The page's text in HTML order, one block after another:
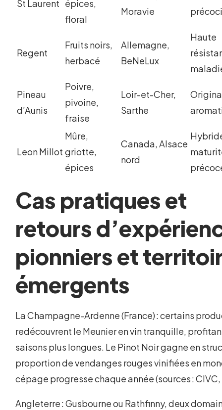
St Laurent épices,
floral
Moravie
Regent
Fruits noirs,
herbacé
Allemagne,
BeNeLux
Haute
Pineau
d’Aunis
Poivre,
pivoine,
fraise
Loir-et-Cher,
Sarthe
Leon Millot
Mûre,
griotte,
épices
Canada, Alsace
nord
Cas pratiques et
retours
pionniers et
émergents
La Champagne-Ardenne (France) : certains
redécouvrent le Meunier en vin tranquille,
saisons plus longues. Le Pinot Noir gagne en
proportion de vendanges rouges vinifiées en
cépage progresse chaque année (sources :
Angleterre : Gusbourne ou Rathfinny, deux